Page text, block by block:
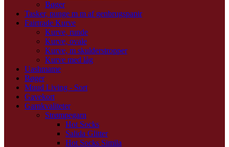
Bøger
Tasker, punge m m af genbrugspapir
Fairtrade Kurve
Kurve, runde
Kurve, ovale
Kurve, m skulderstropper
Kurve med låg
Uashmame
Bøger
Muud Living - Sort
Gavekort
Garnkvaliteter
Strømpegarn
Hot Socks
Salida Glitter
Hot Socks Simila